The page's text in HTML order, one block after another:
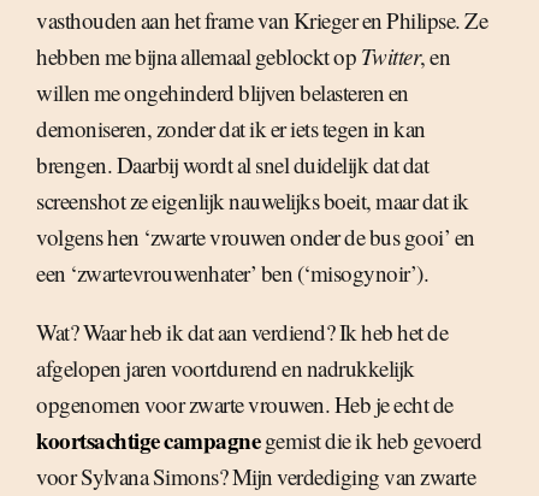
vasthouden aan het frame van Krieger en Philipse. Ze
hebben me bijna allemaal geblockt op Twitter, en
willen me ongehinderd blijven belasteren en
demoniseren, zonder dat ik er iets tegen in kan
brengen. Daarbij wordt al snel duidelijk dat dat
screenshot ze eigenlijk nauwelijks boeit, maar dat ik
volgens hen ‘zwarte vrouwen onder de bus gooi’ en
een ‘zwartevrouwenhater’ ben (‘misogynoir’).
Wat? Waar heb ik dat aan verdiend? Ik heb het de
afgelopen jaren voortdurend en nadrukkelijk
opgenomen voor zwarte vrouwen. Heb je echt de
koortsachtige campagnegemist die ik heb gevoerd
voor Sylvana Simons? Mijn verdediging van zwarte